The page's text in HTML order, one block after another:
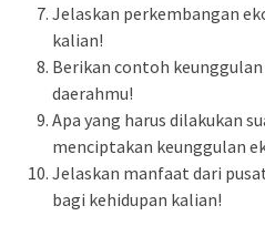
Jelaskan perkembangan
kalian!
Berikan contoh
daerahmu!
Apa yang harus dilakukan
menciptakan keunggulan
Jelaskan manfaat dari
bagi kehidupan kalian!